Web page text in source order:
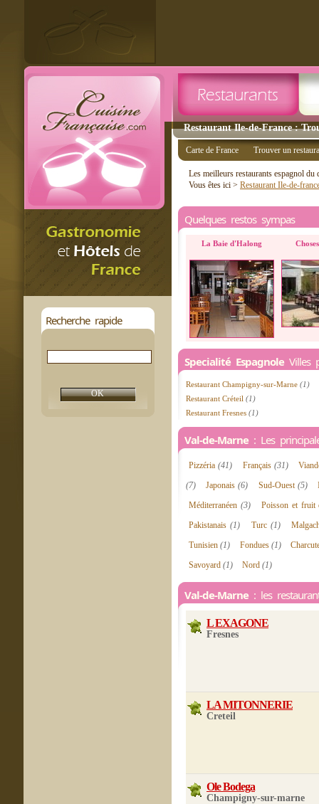
Restaurant Ile-de-France :
Recherche rapide
Carte de France Trouver un
Les meilleurs restaurants espagnol du
Vous êtes ici > Restaurant Ile-de-
Quelques restos sympas
La Baie d'Halong
Specialité Espagnole Villes
Restaurant Champigny-sur-Marne (1)
Restaurant Créteil (1)
Restaurant Fresnes (1)
Val-de-Marne : Les
Pizzéria(41) Français (31)
(7)
Japonais(6) Sud-Ouest (5)
Méditerranéen (3)
Poisson et
Pakistanais(1) Turc (1)
Tunisien(1) Fondues (1)
Savoyard (1) Nord(1)
Val-de-Marne : les
L EXAGONE
Fresnes
LA MITONNERIE
Creteil
Ole Bodega
Champigny-sur-marne